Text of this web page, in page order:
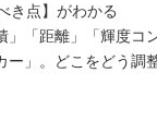
き点】がわかる
」「距離」「輝度コ
ー」。どこをどう調